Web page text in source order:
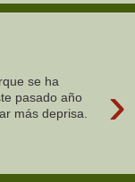
›
se ha
pasado año
más deprisa.